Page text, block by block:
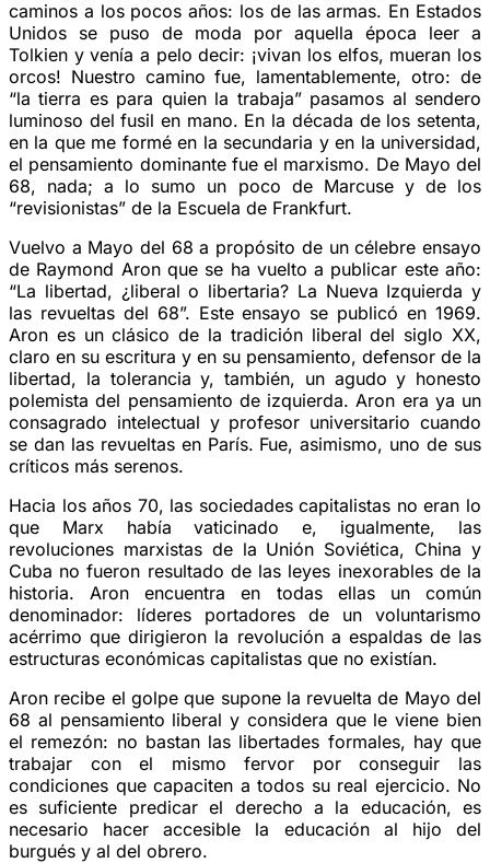
caminos a los pocos años: los de las armas. En Estados
Unidos se puso de moda por aquella época leer a
Tolkien y venía a pelo decir: ¡vivan los elfos, mueran los
orcos! Nuestro camino fue, lamentablemente, otro: de
“la tierra es para quien la trabaja” pasamos al sendero
luminoso del fusil en mano. En la década de los setenta,
en la que me formé en la secundaria y en la universidad,
el pensamiento dominante fue el marxismo. De Mayo del
68, nada; a lo sumo un poco de Marcuse y de los
“revisionistas” de la Escuela de Frankfurt.
Vuelvo a Mayo del 68 a propósito de un célebre ensayo
de Raymond Aron que se ha vuelto a publicar este año:
“La libertad, ¿liberal o libertaria? La Nueva Izquierda y
las revueltas del 68”. Este ensayo se publicó en 1969.
Aron es un clásico de la tradición liberal del siglo XX,
claro en su escritura y en su pensamiento, defensor de la
libertad, la tolerancia y, también, un agudo y honesto
polemista del pensamiento de izquierda. Aron era ya un
consagrado intelectual y profesor universitario cuando
se dan las revueltas en París. Fue, asimismo, uno de sus
críticos más serenos.
Hacia los años 70, las sociedades capitalistas no eran lo
que Marx había vaticinado e, igualmente, las
revoluciones marxistas de la Unión Soviética, China y
Cuba no fueron resultado de las leyes inexorables de la
historia. Aron encuentra en todas ellas un común
denominador: líderes portadores de un voluntarismo
acérrimo que dirigieron la revolución a espaldas de las
estructuras económicas capitalistas que no existían.
Aron recibe el golpe que supone la revuelta de Mayo del
68 al pensamiento liberal y considera que le viene bien
el remezón: no bastan las libertades formales, hay que
trabajar con el mismo fervor por conseguir las
condiciones que capaciten a todos su real ejercicio. No
es suficiente predicar el derecho a la educación, es
necesario hacer accesible la educación al hijo del
burgués y al del obrero.